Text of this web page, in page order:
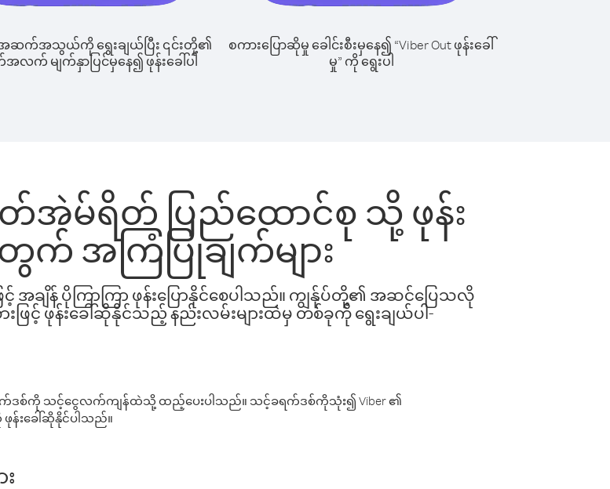
အဆက်အသွယ်ကို ရွေးချယ်ပြီး ၎င်းတို့၏
လက် မျက်နှာပြင်မှနေ၍ ဖုန်းခေါ်ပါ
စကားပြောဆိုမှု ခေါင်းစီးမှနေ၍ “Viber Out ဖုန်းခေါ်
မှု” ကို ရွေးပါ
တ်အဲမ်ရိတ် ပြည်ထောင်စု သို့ ဖုန်း
က် အကြံပြုချက်များ
ချိန် ပိုကြာကြာ ဖုန်းပြောနိုင်စေပါသည်။ ကျွန်ုပ်တို့၏ အဆင်ပြေသလို
ဖြင့် ဖုန်းခေါ်ဆိုနိုင်သည့် နည်းလမ်းများထဲမှ တစ်ခုကို ရွေးချယ်ပါ-
ဒစ်ကို သင့်ငွေလက်ကျန်ထဲသို့ ထည့်ပေးပါသည်။ သင့်ခရက်ဒစ်ကိုသုံး၍ Viber ၏
န်းခေါ်ဆိုနိုင်ပါသည်။